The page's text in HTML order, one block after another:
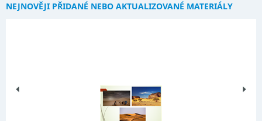
NEJNOVĚJI PŘIDANÉ NEBO AKTUALIZOVANÉ MATERIÁLY